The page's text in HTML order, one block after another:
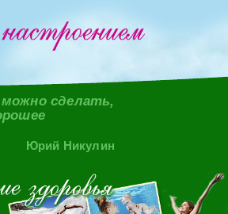
сделать,
Юрий Никулин